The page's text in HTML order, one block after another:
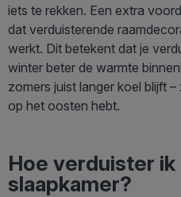
iets te rekken. Een extra
dat verduisterende
werkt. Dit betekent dat je
winter beter de warmte
zomers juist langer koel blijft
op het oosten hebt.
Hoe verduister ik
slaapkamer?